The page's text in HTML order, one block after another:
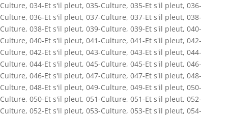
Culture, 034-Et s'il pleut, 035-Culture, 035-Et s'il pleut, 036-
Culture, 036-Et s'il pleut, 037-Culture, 037-Et s'il pleut, 038-
Culture, 038-Et s'il pleut, 039-Culture, 039-Et s'il pleut, 040-
Culture, 040-Et s'il pleut, 041-Culture, 041-Et s'il pleut, 042-
Culture, 042-Et s'il pleut, 043-Culture, 043-Et s'il pleut, 044-
Culture, 044-Et s'il pleut, 045-Culture, 045-Et s'il pleut, 046-
Culture, 046-Et s'il pleut, 047-Culture, 047-Et s'il pleut, 048-
Culture, 048-Et s'il pleut, 049-Culture, 049-Et s'il pleut, 050-
Culture, 050-Et s'il pleut, 051-Culture, 051-Et s'il pleut, 052-
Culture, 052-Et s'il pleut, 053-Culture, 053-Et s'il pleut, 054-